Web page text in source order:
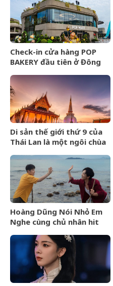
Check-in cửa hàng POP
BAKERY đầu tiên ở Đông
Di sản thế giới thứ 9 của
Thái Lan là một ngôi chùa
Hoàng Dũng Nói Nhỏ Em
Nghe cùng chủ nhân hit